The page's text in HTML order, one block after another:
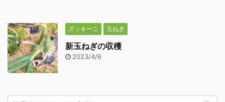
ズッキーニ 玉ねぎ
新玉ねぎの収穫
2023/4/6